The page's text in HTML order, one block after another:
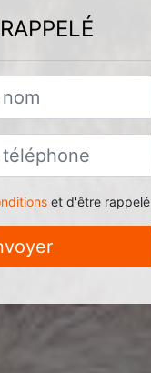
et d'être rappelé